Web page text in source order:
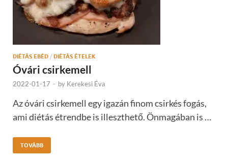
DIÉTÁS EBÉD / DIÉTÁS ÉTELEK
Óvári csirkemell
2022-01-17 - by Kerekesi Éva
Az óvári csirkemell egy igazán finom csirkés fogás,
ami diétás étrendbe is illeszthető. Önmagában is …
TOVÁBB